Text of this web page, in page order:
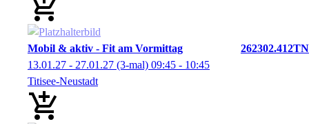
Mobil & aktiv - Fit am Vormittag
262302.412TN
13.01.27 - 27.01.27 (3-mal) 09:45 - 10:45
Titisee-Neustadt